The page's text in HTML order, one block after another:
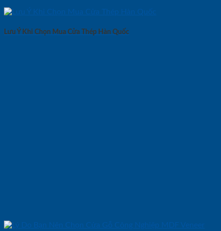
Lưu Ý Khi Chọn Mua Cửa Thép Hàn Quốc